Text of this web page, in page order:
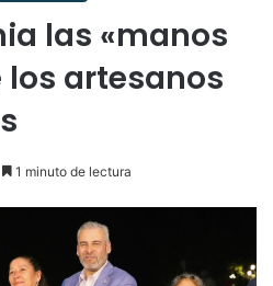
las «manos
artesanos
1 minuto de lectura